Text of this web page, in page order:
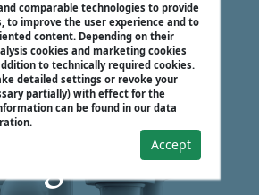
comparable technologies to provide
to improve the user experience and to
content. Depending on their
cookies and marketing cookies
to technically required cookies.
detailed settings or revoke your
partially) with effect for the
can be found in our data
Accept